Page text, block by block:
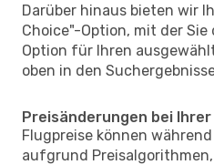
Darüber hinaus bieten wir
Choice"-Option, mit der
Option für Ihren
oben in den
Preisänderungen bei
Flugpreise können
aufgrund